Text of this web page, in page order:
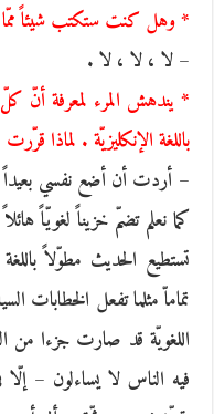
* وهل كنت ستكتب شيئاً
– لا ، لا ، لا .
* يندهش المرء لمعرفة أنّ
باللغة الإنكليزيّة . لماذا قرّرت
– أردت أن أضع نفسي بعيداً
كما نعلم تضمّ خزيناً لغويّاً
تستطيع الحديث مطوّلاً
تماماّ مثلما تفعل الخطابات
اللغويّة قد صارت جزءا من
فيه الناس لا يساءلون –